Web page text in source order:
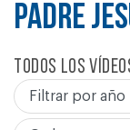
PADRE
Todos los